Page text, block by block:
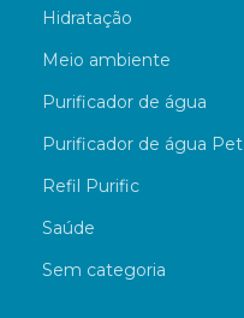
Hidratação
Meio ambiente
Purificador de água
Purificador de água Pet
Refil Purific
Saúde
Sem categoria